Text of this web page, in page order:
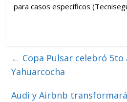
para casos específicos
← Copa Pulsar celebró 5to
Yahuarcocha
Audi y Airbnb